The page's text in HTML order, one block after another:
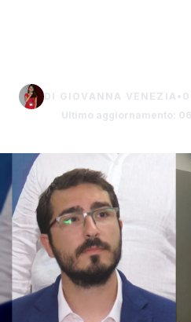
DI GIOVANNA VENEZIA •
Ultimo aggiornamento: